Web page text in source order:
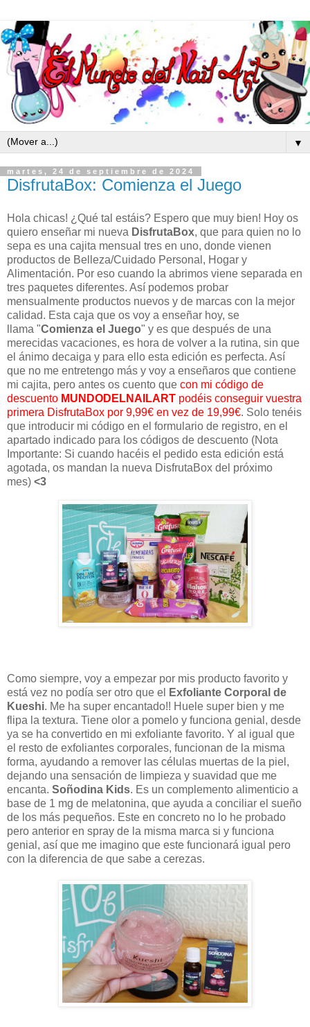
▼
martes, 24 de septiembre de 2024
DisfrutaBox: Comienza el Juego
Hola chicas! ¿Qué tal estáis? Espero que muy bien! Hoy os
quiero enseñar mi nueva DisfrutaBox, que para quien no lo
sepa es una cajita mensual tres en uno, donde vienen
productos de Belleza/Cuidado Personal, Hogar y
Alimentación. Por eso cuando la abrimos viene separada en
tres paquetes diferentes. Así podemos probar
mensualmente productos nuevos y de marcas con la mejor
calidad. Esta caja que os voy a enseñar hoy, se
llama "Comienza el Juego" y es que después de una
merecidas vacaciones, es hora de volver a la rutina, sin que
el ánimo decaiga y para ello esta edición es perfecta. Así
que no me entretengo más y voy a enseñaros que contiene
mi cajita, pero antes os cuento que con mi código de
descuento MUNDODELNAILART podéis conseguir vuestra
primera DisfrutaBox por 9,99€ en vez de 19,99€. Solo tenéis
que introducir mi código en el formulario de registro, en el
apartado indicado para los códigos de descuento (Nota
Importante: Si cuando hacéis el pedido esta edición está
agotada, os mandan la nueva DisfrutaBox del próximo
mes) <3
Como siempre, voy a empezar por mis producto favorito y
está vez no podía ser otro que el
Exfoliante Corporal de
Kueshi. Me ha super encantado!! Huele super bien y me
flipa la textura. Tiene olor a pomelo y funciona genial, desde
ya se ha convertido en mi exfoliante favorito. Y al igual que
el resto de exfoliantes corporales, funcionan de la misma
forma, ayudando a remover las células muertas de la piel,
dejando una sensación de limpieza y suavidad que me
encanta. Soñodina Kids. Es un complemento alimenticio a
base de 1 mg de melatonina, que ayuda a conciliar el sueño
de los más pequeños. Este en concreto no lo he probado
pero anterior en spray de la misma marca si y funciona
genial, así que me imagino que este funcionará igual pero
con la diferencia de que sabe a cerezas.